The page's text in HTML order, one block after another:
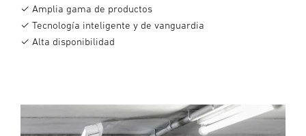
✓ Amplia gama de productos
✓ Tecnología inteligente y de vanguardia
✓ Alta disponibilidad